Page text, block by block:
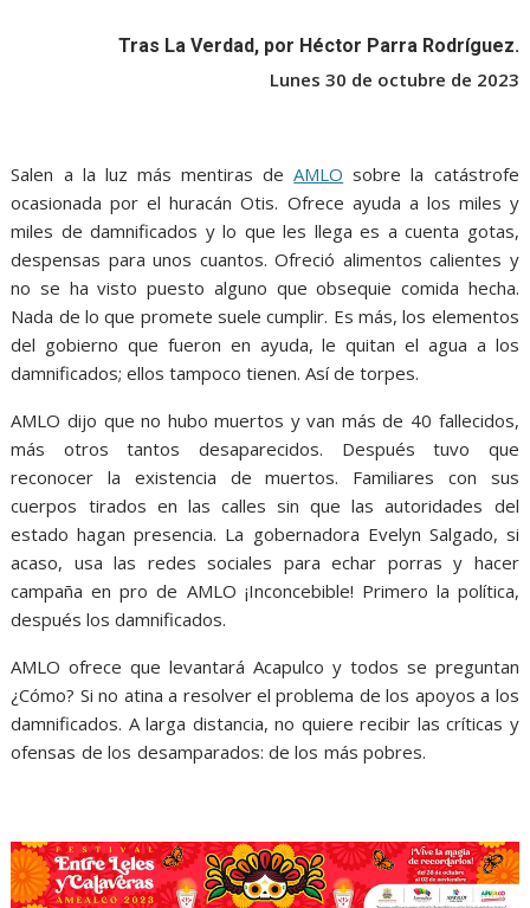
p g
er
m
Tras La Verdad, por Héctor Parra Rodríguez.
Lunes 30 de octubre de 2023
Salen a la luz más mentiras deAMLO sobre la catástrofe
ocasionada por el huracán Otis. Ofrece ayuda a los miles y
miles de damnificados y lo que les llega es a cuenta gotas,
despensas para unos cuantos. Ofreció alimentos calientes y
no se ha visto puesto alguno que obsequie comida hecha.
Nada de lo que promete suele cumplir. Es más, los elementos
del gobierno que fueron en ayuda, le quitan el agua a los
damnificados; ellos tampoco tienen. Así de torpes.
AMLO dijo que no hubo muertos y van más de 40 fallecidos,
más otros tantos desaparecidos. Después tuvo que
reconocer la existencia de muertos. Familiares con sus
cuerpos tirados en las calles sin que las autoridades del
estado hagan presencia. La gobernadora Evelyn Salgado, si
acaso, usa las redes sociales para echar porras y hacer
campaña en pro de AMLO ¡Inconcebible! Primero la política,
después los damnificados.
AMLO ofrece que levantará Acapulco y todos se preguntan
¿Cómo? Si no atina a resolver el problema de los apoyos a los
damnificados. A larga distancia, no quiere recibir las críticas y
ofensas de los desamparados: de los más pobres.